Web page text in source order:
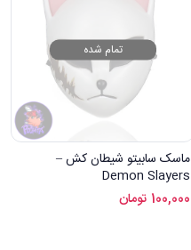
تمام شده
ماسک سابیتو شیطان کش –
Demon Slayers
100,000 تومان